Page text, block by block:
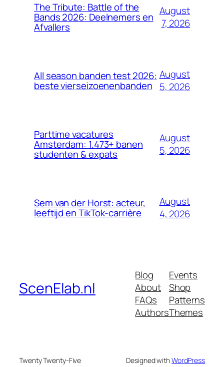
The Tribute: Battle of the
Bands 2026: Deelnemers en
Afvallers
August
7, 2026
All season banden test 2026:
beste vierseizoenenbanden
August
5, 2026
Parttime vacatures
Amsterdam: 1.473+ banen
studenten & expats
August
5, 2026
Sem van der Horst: acteur,
leeftijd en TikTok-carrière
August
4, 2026
ScenElab.nl
Blog
About
FAQs
Authors
Events
Shop
Patterns
Themes
Twenty Twenty-Five Designed withWordPress